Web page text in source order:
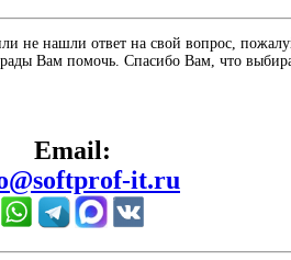
не нашли ответ на свой вопрос,
Вам помочь. Спасибо Вам, что
Email:
it.ru